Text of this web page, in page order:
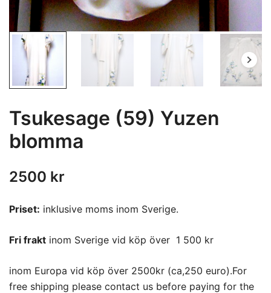
Tsukesage (59) Yuzen
blomma
2500 kr
Priset: inklusive moms inom Sverige.
Fri frakt inom Sverige vid köp över 1 500 kr
inom Europa vid köp över 2500kr (ca,250 euro).For
free shipping please contact us before paying for the